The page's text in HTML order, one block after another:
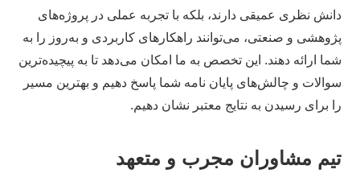
دانش نظری عمیقی دارند، بلکه با تجربه عملی در پروژه‌های
پژوهشی و صنعتی، می‌توانند راهکارهای کاربردی و به‌روز را به
شما ارائه دهند. این تخصص به ما امکان می‌دهد تا به پیچیده‌ترین
سوالات و چالش‌های پایان نامه شما پاسخ دهیم و بهترین مسیر
را برای رسیدن به نتایج معتبر نشان دهیم.
تیم مشاوران مجرب و متعهد